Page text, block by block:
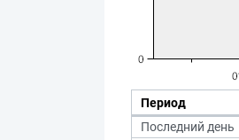
Период
Последний день